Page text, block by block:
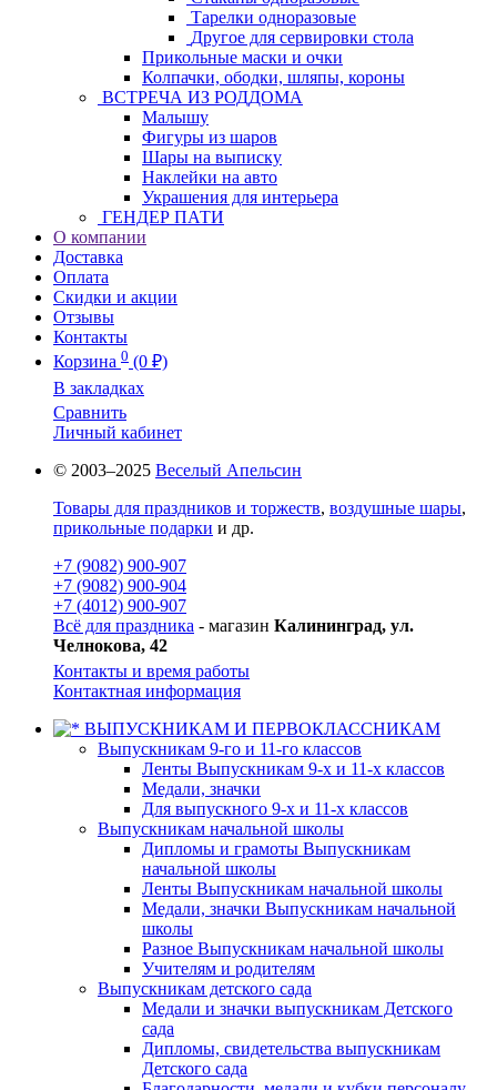
Тарелки одноразовые
Другое для сервировки стола
Прикольные маски и очки
Колпачки, ободки, шляпы, короны
ВСТРЕЧА ИЗ РОДДОМА
Малышу
Фигуры из шаров
Шары на выписку
Наклейки на авто
Украшения для интерьера
ГЕНДЕР ПАТИ
О компании
Доставка
Оплата
Скидки и акции
Отзывы
Контакты
Корзина 0 (0 ₽)
В закладках
Сравнить
Личный кабинет
© 2003–2025 Веселый Апельсин
Товары для праздников и торжеств, воздушные шары,
прикольные подарки и др.
+7 (9082) 900-907
+7 (9082) 900-904
+7 (4012) 900-907
Всё для праздника - магазин Калининград, ул.
Челнокова, 42
Контакты и время работы
Контактная информация
ВЫПУСКНИКАМ И ПЕРВОКЛАССНИКАМ
Выпускникам 9-го и 11-го классов
Ленты Выпускникам 9-х и 11-х классов
Медали, значки
Для выпускного 9-х и 11-х классов
Выпускникам начальной школы
Дипломы и грамоты Выпускникам
начальной школы
Ленты Выпускникам начальной школы
Медали, значки Выпускникам начальной
школы
Разное Выпускникам начальной школы
Учителям и родителям
Выпускникам детского сада
Медали и значки выпускникам Детского
сада
Дипломы, свидетельства выпускникам
Детского сада